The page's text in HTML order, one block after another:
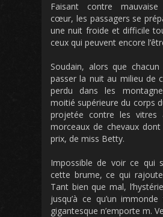
Faisant contre
cœur, les passagers se
une nuit froide et difficile
ceux qui peuvent encore
Soudain, alors que chacun
passer la nuit au milieu de
perdu dans les
moitié supérieure du corps
projetée contre les vitres
morceaux de chevaux
prix, de miss Betty.
Impossible de voir ce qui
cette brume, ce qui
Tant bien que mal,
jusqu’à ce qu’un
gigantesque n’emporte m.